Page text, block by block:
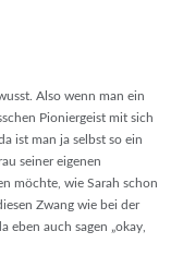
Also wenn man ein
Pioniergeist mit sich
ist man ja selbst so ein
seiner eigenen
möchte, wie Sarah schon
Zwang wie bei der
eben auch sagen „okay,